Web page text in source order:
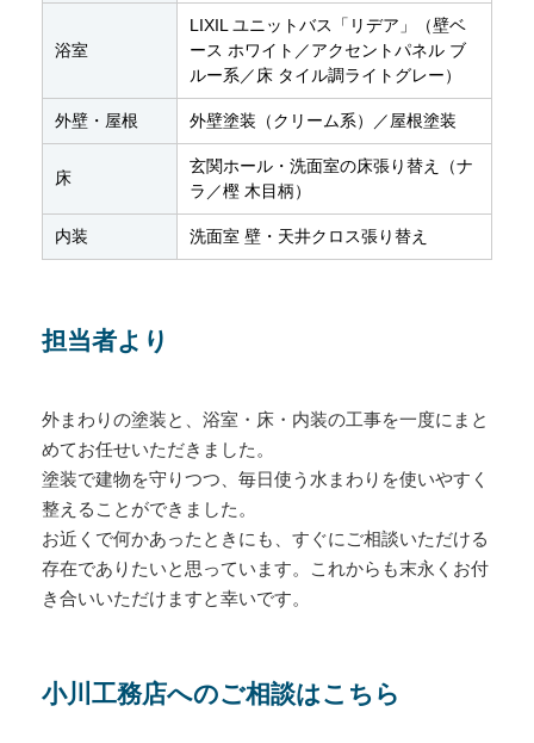
浴室
LIXIL ユニットバス「リデア」（壁ベ
ース ホワイト／アクセントパネル ブ
ルー系／床 タイル調ライトグレー）
外壁・屋根 外壁塗装（クリーム系）／屋根塗装
床
玄関ホール・洗面室の床張り替え（ナ
ラ／樫 木目柄）
内装 洗面室 壁・天井クロス張り替え
担当者より
外まわりの塗装と、浴室・床・内装の工事を一度にまと
めてお任せいただきました。
塗装で建物を守りつつ、毎日使う水まわりを使いやすく
整えることができました。
お近くで何かあったときにも、すぐにご相談いただける
存在でありたいと思っています。これからも末永くお付
き合いいただけますと幸いです。
小川工務店へのご相談はこちら